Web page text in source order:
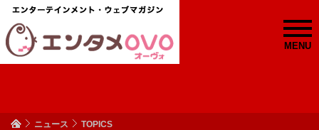
MENU
ニュース TOPICS